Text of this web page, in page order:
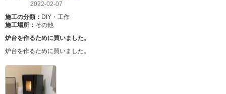
2022-02-07
施工の分類： DIY・工作
施工場所： その他
炉台を作るために買いました。
炉台を作るために買いました。